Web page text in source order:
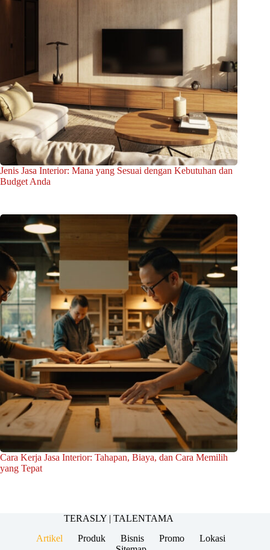
Jenis Jasa Interior: Mana yang Sesuai dengan Kebutuhan dan
Budget Anda
Cara Kerja Jasa Interior: Tahapan, Biaya, dan Cara Memilih
yang Tepat
TERASLY |TALENTAMA
Artikel
Produk Bisnis Promo
Lokasi